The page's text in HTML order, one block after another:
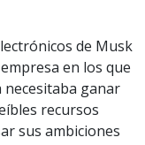
de Musk
en los que
necesitaba ganar
recursos
sus ambiciones